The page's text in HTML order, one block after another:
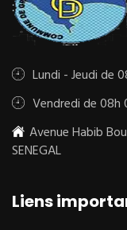
Lundi - Jeudi de
Vendredi de 08h
Avenue Habib
SENEGAL
Liens